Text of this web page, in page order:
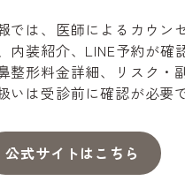
では、医師によるカウン
内装紹介、LINE予約が確
整形料金詳細、リスク・
いは受診前に確認が必要
公式サイトはこちら